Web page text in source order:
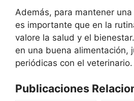
Además, para mantener
es importante que en la
valore la salud y el
en una buena alimentación,
periódicas con el veterinario.
Publicaciones